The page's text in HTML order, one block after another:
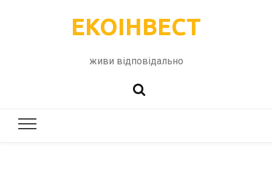
ЕКОІНВЕСТ
живи відповідально